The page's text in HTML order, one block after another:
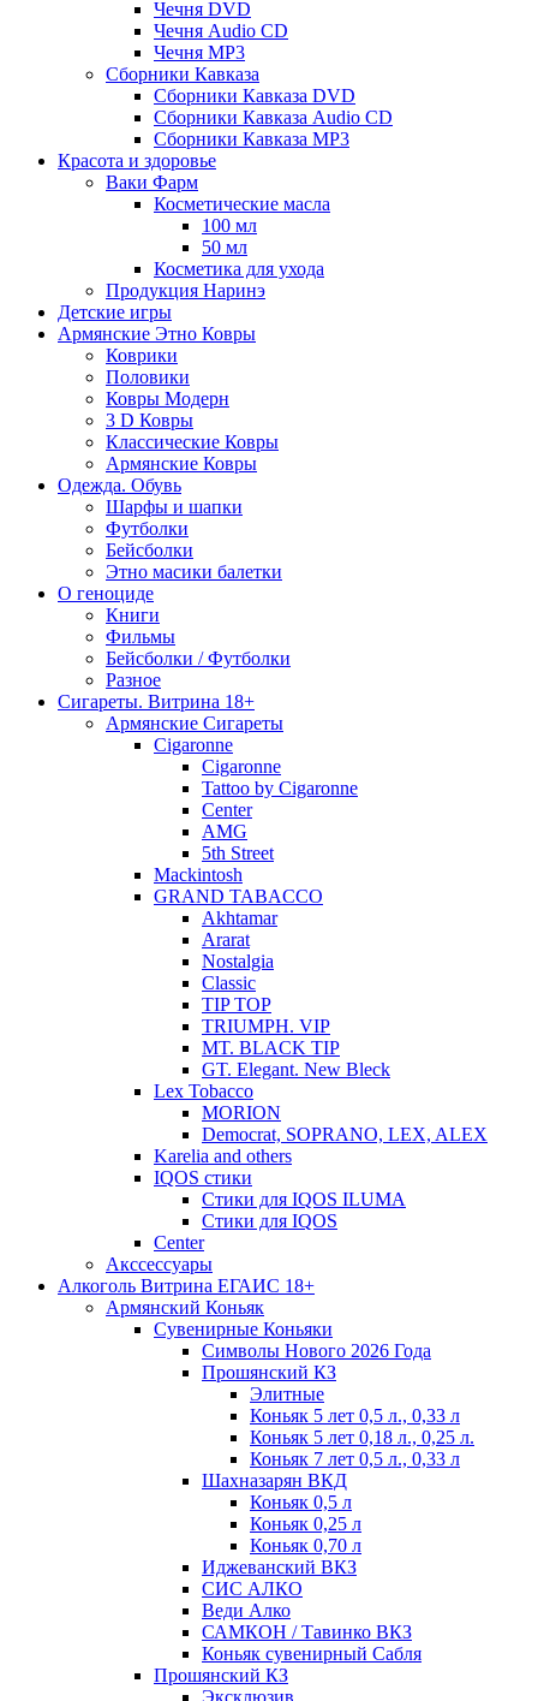
Чечня DVD
Чечня Audio CD
Чечня MP3
Сборники Кавказа
Сборники Кавказа DVD
Сборники Кавказа Audio CD
Сборники Кавказа MP3
Красота и здоровье
Ваки Фарм
Косметические масла
100 мл
50 мл
Косметика для ухода
Продукция Наринэ
Детские игры
Армянские Этно Ковры
Коврики
Половики
Ковры Модерн
3 D Ковры
Классические Ковры
Армянские Ковры
Одежда. Обувь
Шарфы и шапки
Футболки
Бейсболки
Этно масики балетки
О геноциде
Книги
Фильмы
Бейсболки / Футболки
Разное
Сигареты. Витрина 18+
Армянские Сигареты
Cigaronne
Cigaronne
Tattoo by Cigaronne
Center
AMG
5th Street
Mackintosh
GRAND TABACCO
Akhtamar
Ararat
Nostalgia
Classic
TIP TOP
TRIUMPH. VIP
MT. BLACK TIP
GT. Elegant. New Bleck
Lex Tobacco
MORION
Democrat, SOPRANO, LEX, ALEX
Karelia and others
IQOS стики
Стики для IQOS ILUMA
Стики для IQOS
Сenter
Акссессуары
Алкоголь Витрина ЕГАИС 18+
Армянский Коньяк
Сувенирные Коньяки
Символы Нового 2026 Года
Прошянский КЗ
Элитные
Коньяк 5 лет 0,5 л., 0,33 л
Коньяк 5 лет 0,18 л., 0,25 л.
Коньяк 7 лет 0,5 л., 0,33 л
Шахназарян ВКД
Коньяк 0,5 л
Коньяк 0,25 л
Коньяк 0,70 л
Иджеванский ВКЗ
СИС АЛКО
Веди Алко
САМКОН / Тавинко ВКЗ
Коньяк сувенирный Сабля
Прошянский КЗ
Эксклюзив